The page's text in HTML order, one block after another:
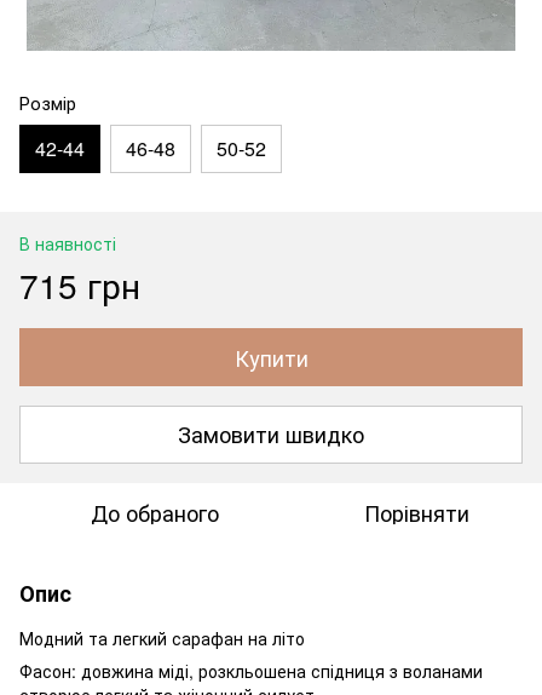
Розмір
42-44 46-48 50-52
В наявності
715 грн
Купити
Замовити швидко
До обраного Порівняти
Опис
Модний та легкий сарафан на літо
Фасон: довжина міді, розкльошена спідниця з воланами